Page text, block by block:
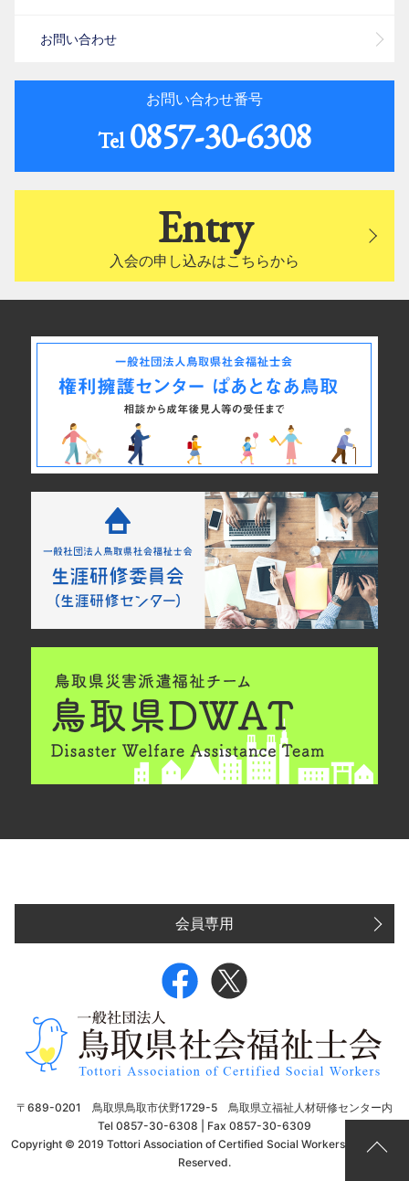
お問い合わせ
お問い合わせ番号
Tel0857-30-6308
Entry
入会の申し込みはこちらから
会員専用
〒689-0201 鳥取県鳥取市伏野1729-5 鳥取県立福祉人材研修センター内
Tel 0857-30-6308 | Fax 0857-30-6309
Copyright © 2019 Tottori Association of Certified Social Workers. All Rights
Reserved.